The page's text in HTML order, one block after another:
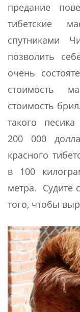
предание
тибетские
спутниками
позволить
очень
стоимость
стоимость
такого
200 000
красного
в 100
метра. Судите
того, чтобы